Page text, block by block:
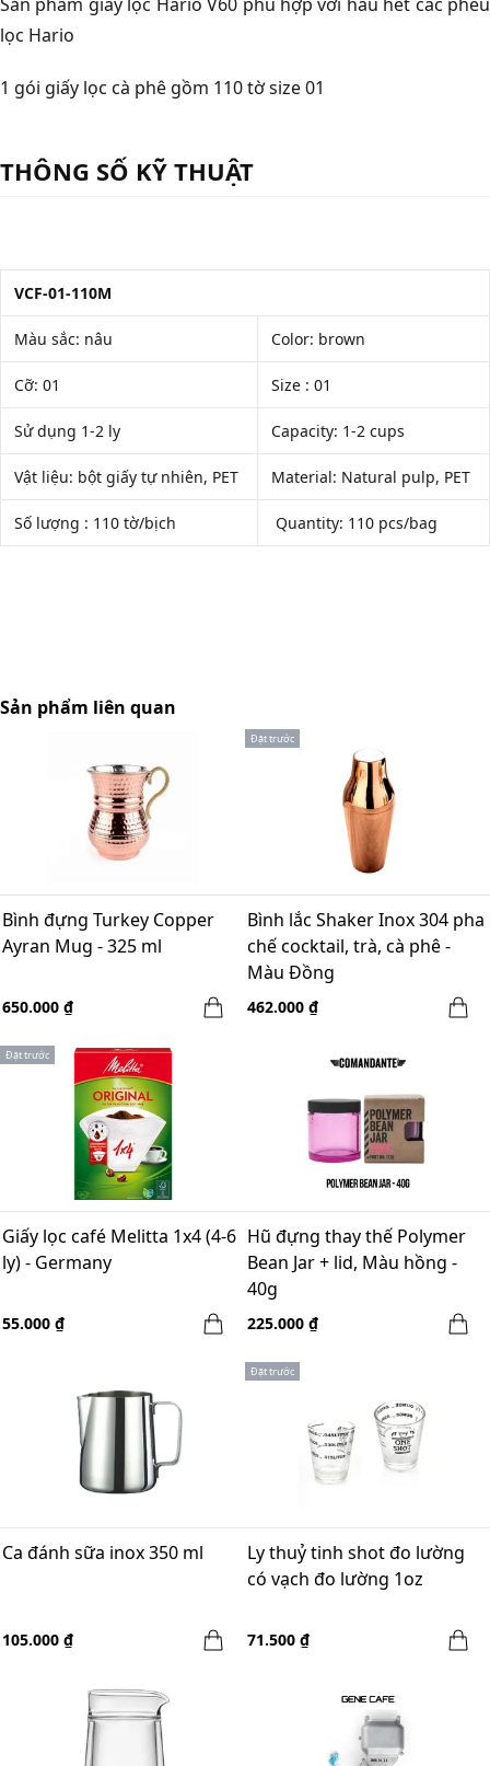
lọc Hario
1 gói giấy lọc cà phê gồm 110 tờ size 01
THÔNG SỐ KỸ THUẬT
VCF-01-110M
Màu sắc: nâu Color: brown
Cỡ: 01 Size : 01
Sử dụng 1-2 ly Capacity: 1-2 cups
Vật liệu: bột giấy tự nhiên, PET Material: Natural pulp, PET
Số lượng : 110 tờ/bịch Quantity: 110 pcs/bag
Sản phẩm liên quan
Bình đựng Turkey Copper
Ayran Mug - 325 ml
650.000 ₫
Đặt trước
Bình lắc Shaker Inox 304 pha
chế cocktail, trà, cà phê -
Màu Đồng
462.000 ₫
Đặt trước
Giấy lọc café Melitta 1x4 (4-6
ly) - Germany
55.000 ₫
Hũ đựng thay thế Polymer
Bean Jar + lid, Màu hồng -
40g
225.000 ₫
Ca đánh sữa inox 350 ml
105.000 ₫
Đặt trước
Ly thuỷ tinh shot đo lường
có vạch đo lường 1oz
71.500 ₫